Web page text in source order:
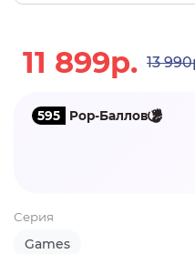
11 899р. 13
595 Pop-Баллов
Серия
Games